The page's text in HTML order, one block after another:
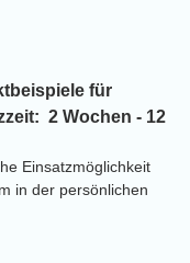
für
2 Wochen - 12
Einsatzmöglichkeit
in der persönlichen